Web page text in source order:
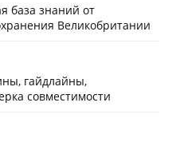
база знаний от
Великобритании
гайдлайны,
совместимости